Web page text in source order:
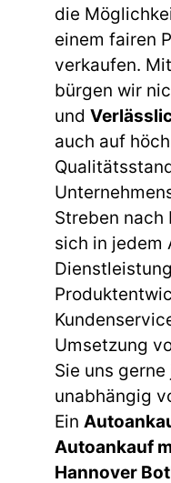
die
einem fairen
verkaufen.
bürgen wir
und
auch auf
Streben nach
sich in jedem
Umsetzung
Sie uns
unabhängig
Ein
Autoankauf
Hannover